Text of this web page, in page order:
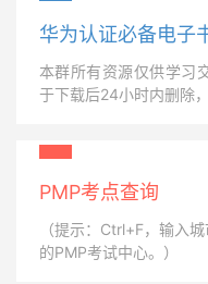
华为认证必备电子
本群所有资源仅供学习
于下载后24小时内删除
PMP考点查询
（提示：Ctrl+F，输入
的PMP考试中心。）